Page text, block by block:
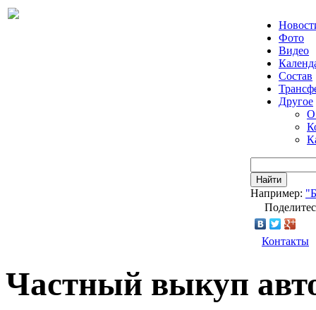
Фото
Видео
Состав
Другое
О
Найти
Например:
Контакты
Частный выкуп